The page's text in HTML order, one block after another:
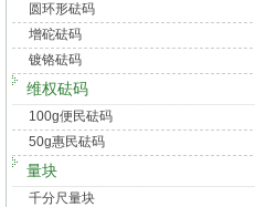
圆环形砝码
增砣砝码
镀铬砝码
维权砝码
100g便民砝码
50g惠民砝码
量块
千分尺量块